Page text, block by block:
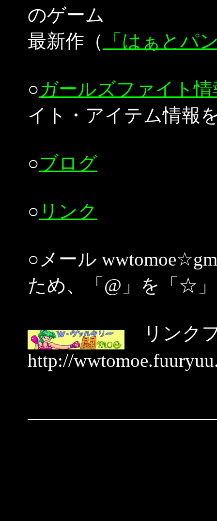
のゲーム
最新作（
「はぁとパ
○ガールズファイト
イト・アイテム情報
○ブログ
○ リンク
○メール
ため、「@」を「☆
リンク
http://